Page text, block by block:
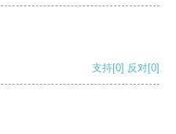
支持[0] 反对[0]